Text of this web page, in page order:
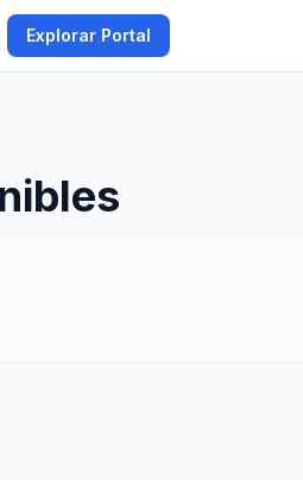
Explorar Portal